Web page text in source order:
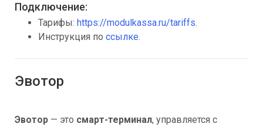
Подключение:
Тарифы: https://modulkassa.ru/tariffs.
Инструкция по ссылке.
Эвотор
Эвотор — это смарт-терминал, управляется с